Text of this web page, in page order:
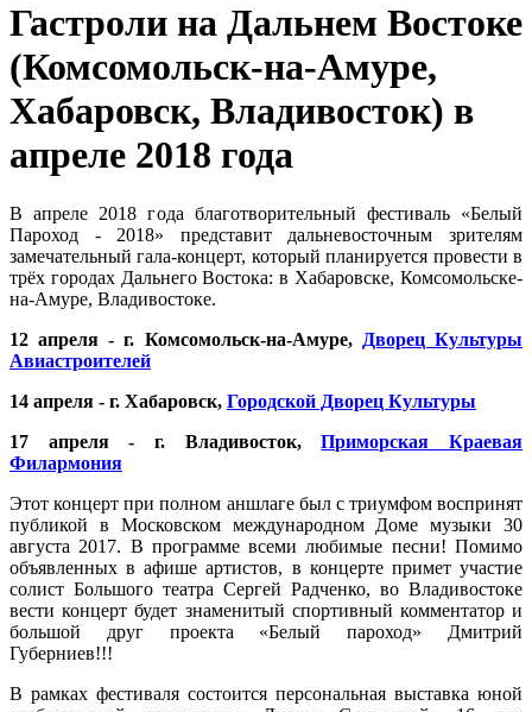
Гастроли на Дальнем Востоке
(Комсомольск-на-Амуре,
Хабаровск, Владивосток) в
апреле 2018 года
В апреле 2018 года благотворительный фестиваль «Белый
Пароход - 2018» представит дальневосточным зрителям
замечательный гала-концерт, который планируется провести в
трёх городах Дальнего Востока: в Хабаровске, Комсомольске-
на-Амуре, Владивостоке.
12 апреля - г. Комсомольск-на-Амуре, Дворец Культуры
Авиастроителей
14 апреля - г. Хабаровск, Городской Дворец Культуры
17 апреля - г. Владивосток,Приморская Краевая
Филармония
Этот концерт при полном аншлаге был с триумфом воспринят
публикой в Московском международном Доме музыки 30
августа 2017. В программе всеми любимые песни! Помимо
объявленных в афише артистов, в концерте примет участие
солист Большого театра Сергей Радченко, во Владивостоке
вести концерт будет знаменитый спортивный комментатор и
большой друг проекта «Белый пароход» Дмитрий
Губерниев!!!
В рамках фестиваля состоится персональная выставка юной